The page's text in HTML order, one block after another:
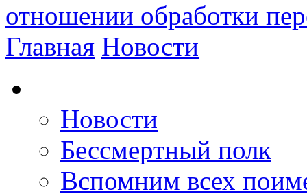
отношении обработки
Главная Новости
Новости
Бессмертный полк
Вспомним всех